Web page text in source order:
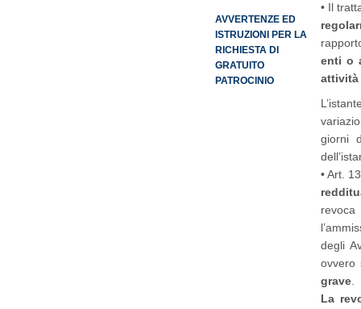
AVVERTENZE ED
ISTRUZIONI PER LA
RICHIESTA DI
GRATUITO
PATROCINIO
• Il
enti o
attività
giorni
• Art.
degli
ovvero
grave.
La